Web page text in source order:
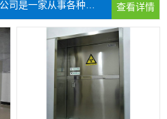
查看详情